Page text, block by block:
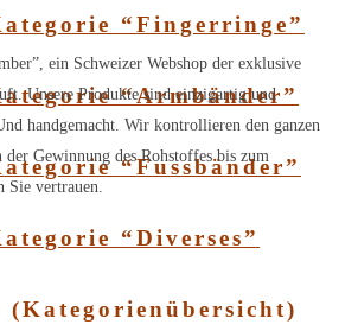
“Fingerringe”
“Armbänder”
“Fussbänder”
“Diverses”
(Kategorienübersicht)
ein Schweizer Webshop der exklusive
Unsere Produkte sind einzigartig und
handgemacht. Wir kontrollieren den ganzen
der Gewinnung des Rohstoffes bis zum
Sie vertrauen.